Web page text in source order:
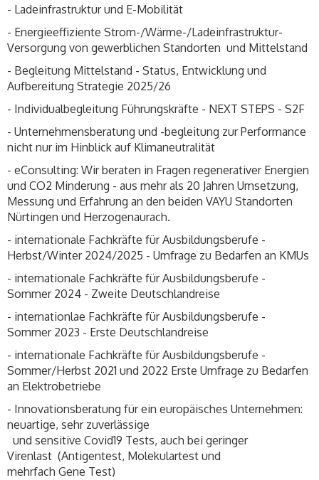
- Ladeinfrastruktur und E-Mobilität
- Energieeffiziente Strom-/Wärme-/Ladeinfrastruktur-
Versorgung von gewerblichen Standorten und Mittelstand
- Begleitung Mittelstand - Status, Entwicklung und
Aufbereitung Strategie 2025/26
- Individualbegleitung Führungskräfte - NEXT STEPS - S2F
- Unternehmensberatung und -begleitung zur Performance
nicht nur im Hinblick auf Klimaneutralität
- eConsulting: Wir beraten in Fragen regenerativer Energien
und CO2 Minderung - aus mehr als 20 Jahren Umsetzung,
Messung und Erfahrung an den beiden VAYU Standorten
Nürtingen und Herzogenaurach.
- internationale Fachkräfte für Ausbildungsberufe -
Herbst/Winter 2024/2025 - Umfrage zu Bedarfen an KMUs
- internationale Fachkräfte für Ausbildungsberufe -
Sommer 2024 - Zweite Deutschlandreise
- internationlae Fachkräfte für Ausbildungsberufe -
Sommer 2023 - Erste Deutschlandreise
- internationale Fachkräfte für Ausbildungsberufe -
Sommer/Herbst 2021 und 2022 Erste Umfrage zu Bedarfen
an Elektrobetriebe
- Innovationsberatung für ein europäisches Unternehmen:
neuartige, sehr zuverlässige
und sensitive Covid19 Tests, auch bei geringer
Virenlast (Antigentest, Molekulartest und
mehrfach Gene Test)